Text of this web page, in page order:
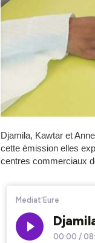
Djamila, Kawtar et
cette émission elles
centres commerciaux